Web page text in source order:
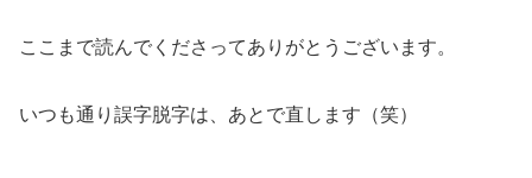
ここまで読んでくださってありがとうございます。
いつも通り誤字脱字は、あとで直します（笑）